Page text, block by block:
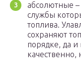
абсолютные
службы
топлива.
сохраняют
порядке, да